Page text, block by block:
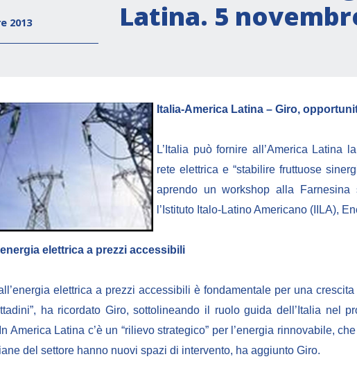
2013
Latina. 5
Italia-America Latina – Giro,
L’Italia può fornire all’America Latina
rete elettrica e “stabilire fruttuose
aprendo un workshop alla Farnesina
l’Istituto Italo-Latino Americano (IILA),
elettrica a prezzi accessibili
all’energia elettrica a prezzi accessibili è fondamentale per una
ha ricordato Giro, sottolineando il ruolo guida dell’Italia nel
America Latina c’è un “rilievo strategico” per l’energia rinnovabile,
del settore hanno nuovi spazi di intervento, ha aggiunto Giro.